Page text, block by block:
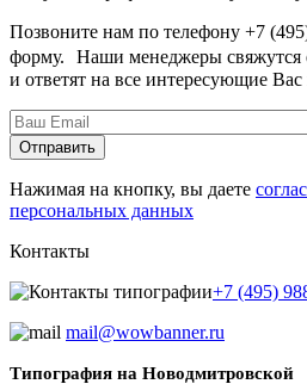
Позвоните нам по телефону +7
форму. Наши менеджеры свяжутся
и ответят на все интересующие
Нажимая на кнопку, вы даете
персональных данных
Контакты
+7 (495)
mail@wowbanner.ru
Типография на Новодмитровской